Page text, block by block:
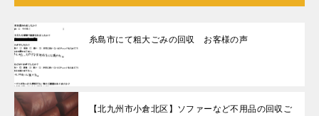
糸島市にて粗大ごみの回収 お客様の声
【北九州市小倉北区】ソファーなど不用品の回収ご